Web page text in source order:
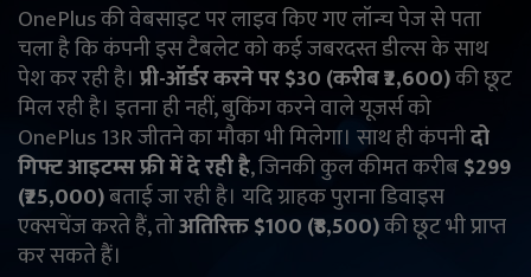
OnePlus की वेबसाइट पर लाइव किए गए लॉन्च पेज से पता
चला है कि कंपनी इस टैबलेट को कई जबरदस्त डील्स के साथ
पेश कर रही है। प्री-ऑर्डर करने पर $30 (करीब ₹2,600)की छूट
मिल रही है। इतना ही नहीं, बुकिंग करने वाले यूजर्स को
OnePlus 13R जीतने का मौका भी मिलेगा। साथ ही कंपनीदो
गिफ्ट आइटम्स फ्री में दे रही है, जिनकी कुल कीमत करीब$299
(₹25,000)बताई जा रही है। यदि ग्राहक पुराना डिवाइस
एक्सचेंज करते हैं, तोअतिरिक्त $100 (₹8,500)की छूट भी प्राप्त
कर सकते हैं।